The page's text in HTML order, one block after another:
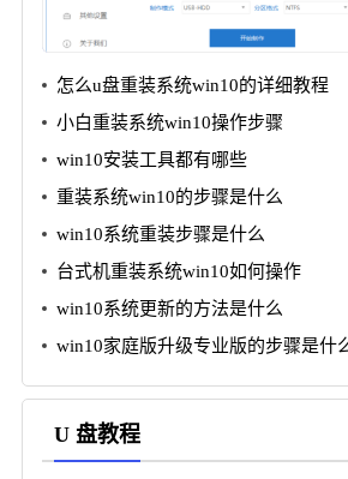
怎么u盘重装系统win10的详细教程
小白重装系统win10操作步骤
win10安装工具都有哪些
重装系统win10的步骤是什么
win10系统重装步骤是什么
台式机重装系统win10如何操作
win10系统更新的方法是什么
win10家庭版升级专业版的步骤是什
U 盘教程